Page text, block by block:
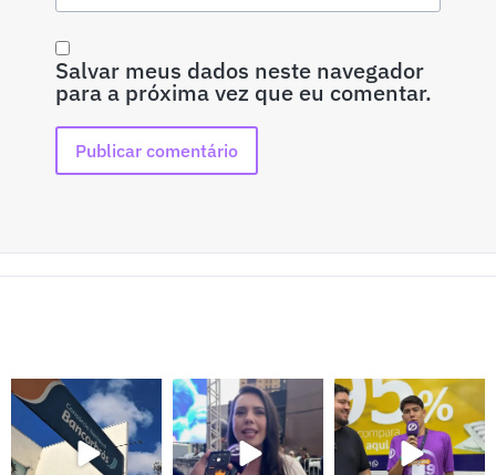
Salvar meus dados neste navegador
para a próxima vez que eu comentar.